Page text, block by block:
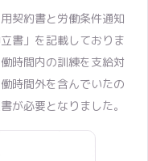
契約書と労働条件通知
書」を記載しておりま
時間内の訓練を支給対
時間外を含んでいたの
が必要となりました。